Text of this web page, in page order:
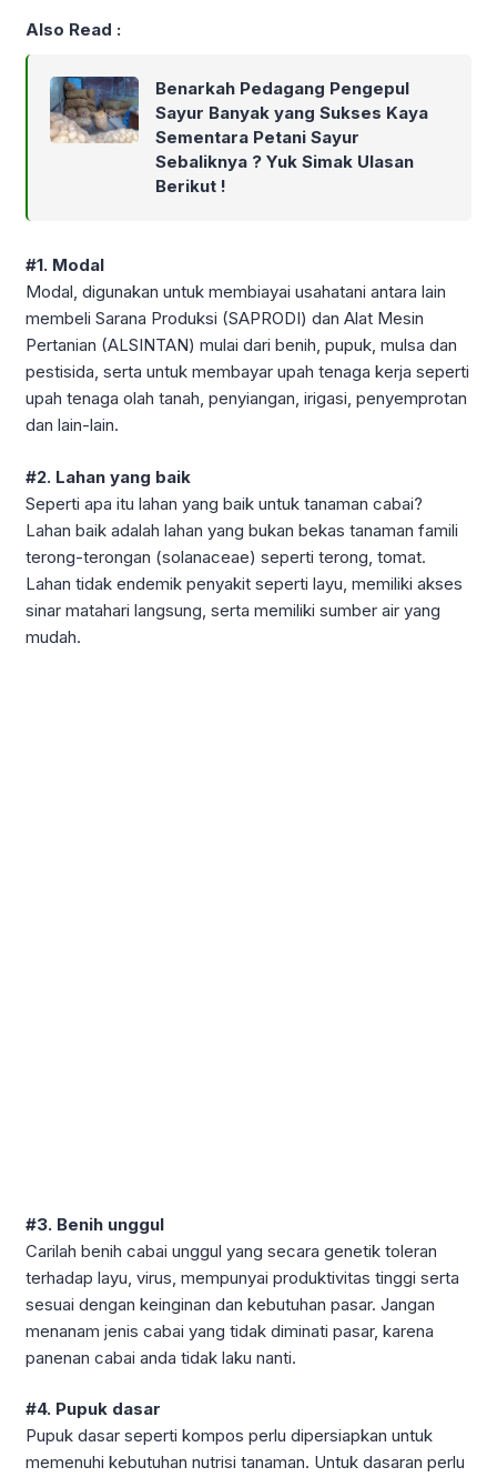
Also Read :
Benarkah Pedagang Pengepul
Sayur Banyak yang Sukses Kaya
Sementara Petani Sayur
Sebaliknya ? Yuk Simak Ulasan
Berikut !
#1. Modal
Modal, digunakan untuk membiayai usahatani antara lain
membeli Sarana Produksi (SAPRODI) dan Alat Mesin
Pertanian (ALSINTAN) mulai dari benih, pupuk, mulsa dan
pestisida, serta untuk membayar upah tenaga kerja seperti
upah tenaga olah tanah, penyiangan, irigasi, penyemprotan
dan lain-lain.
#2. Lahan yang baik
Seperti apa itu lahan yang baik untuk tanaman cabai?
Lahan baik adalah lahan yang bukan bekas tanaman famili
terong-terongan (solanaceae) seperti terong, tomat.
Lahan tidak endemik penyakit seperti layu, memiliki akses
sinar matahari langsung, serta memiliki sumber air yang
mudah.
#3. Benih unggul
Carilah benih cabai unggul yang secara genetik toleran
terhadap layu, virus, mempunyai produktivitas tinggi serta
sesuai dengan keinginan dan kebutuhan pasar. Jangan
menanam jenis cabai yang tidak diminati pasar, karena
panenan cabai anda tidak laku nanti.
#4. Pupuk dasar
Pupuk dasar seperti kompos perlu dipersiapkan untuk
memenuhi kebutuhan nutrisi tanaman. Untuk dasaran perlu